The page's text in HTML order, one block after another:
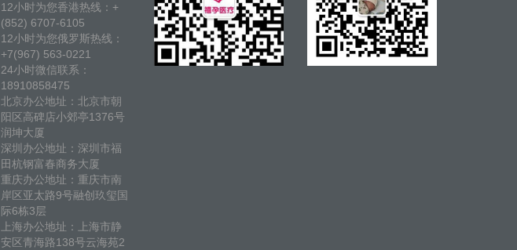
12小时为您香港热线：+
(852) 6707-6105
12小时为您俄罗斯热线：
+7(967) 563-0221
24小时微信联系：
18910858475
北京办公地址：北京市朝
阳区高碑店小郊亭1376号
润坤大厦
深圳办公地址：深圳市福
田杭钢富春商务大厦
重庆办公地址：重庆市南
岸区亚太路9号融创玖玺国
际6栋3层
上海办公地址：上海市静
安区青海路138号云海苑2